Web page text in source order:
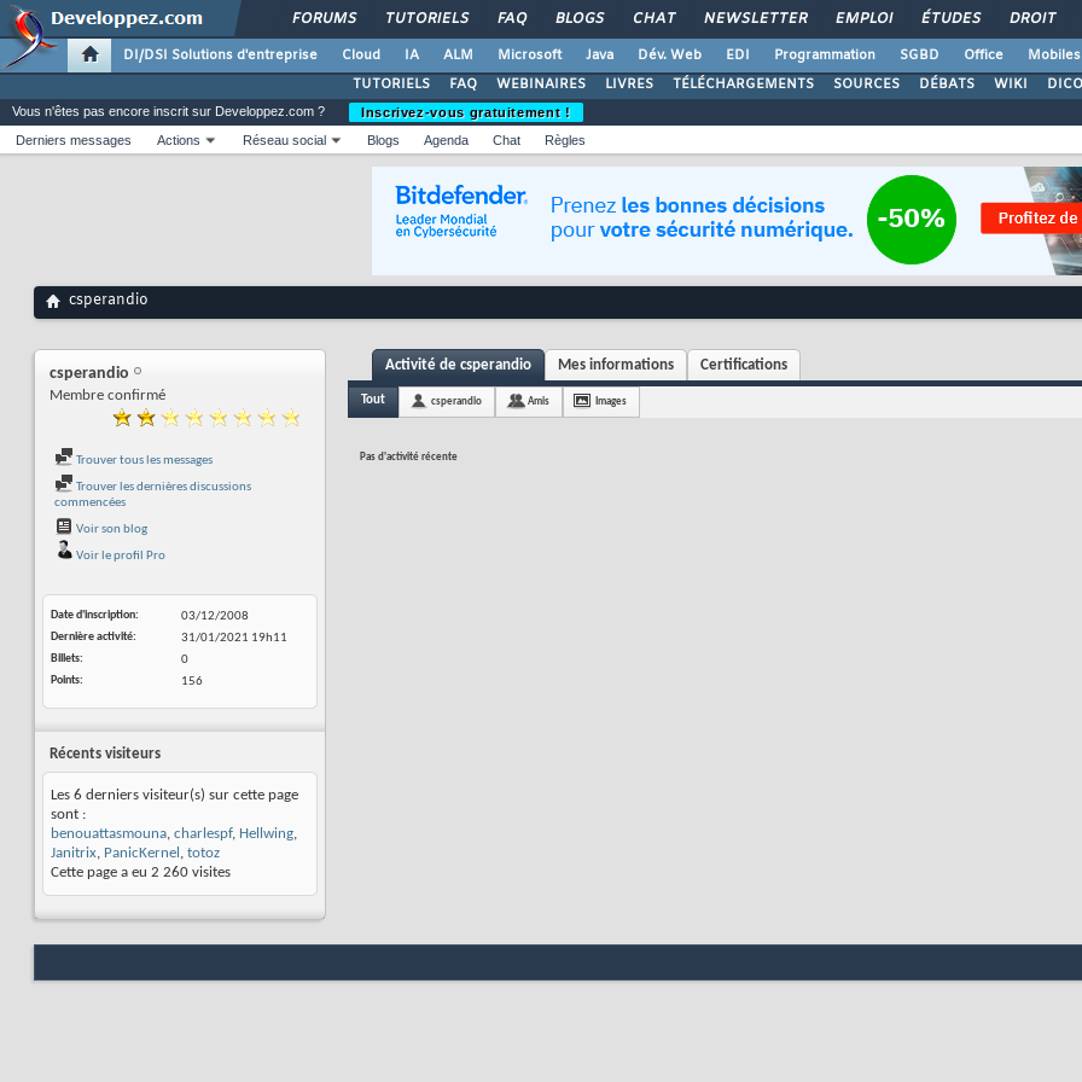
FORUMS TUTORIELS FAQ BLOGS CHAT NEWSLETTER EMPLOI ÉTUDES DROIT
DI/DSI Solutions d'entreprise Cloud IA ALM Microsoft Java Dév. Web EDI Programmation SGBD Office Mobiles
TUTORIELS
FAQ WEBINAIRES LIVRES TÉLÉCHARGEMENTS SOURCES DÉBATS WIKI DICO
Vous n'êtes pas encore inscrit sur Developpez.com ?
Inscrivez-vous gratuitement !
Derniers messages
Actions Réseau social Blogs Agenda Chat Règles
csperandio
csperandio
Membre confirmé
Trouver tous les messages
Trouver les dernières discussions
commencées
Voir son blog
Voir le profil Pro
Date d'inscription
03/12/2008
Dernière activité
31/01/2021 19h11
Billets
0
Points
156
Récents visiteurs
Les 6 derniers visiteur(s) sur cette page
sont :
benouattasmouna, charlespf, Hellwing,
Janitrix, PanicKernel , totoz
Cette page a eu 2 260 visites
Activité de csperandio Mes informations Certifications
Tout csperandio Amis Images
Pas d'activité récente